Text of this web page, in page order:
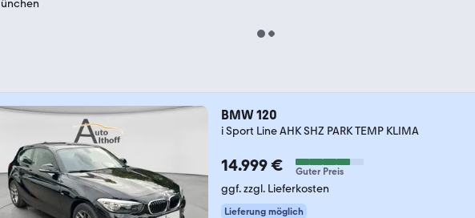
BMW 120
i Sport Line AHK SHZ PARK TEMP KLIMA
14.999 € Guter Preis
ggf. zzgl. Lieferkosten
Lieferung möglich